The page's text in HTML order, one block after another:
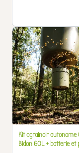
Kit agrainoir autonome
Bidon 60L + batterie et